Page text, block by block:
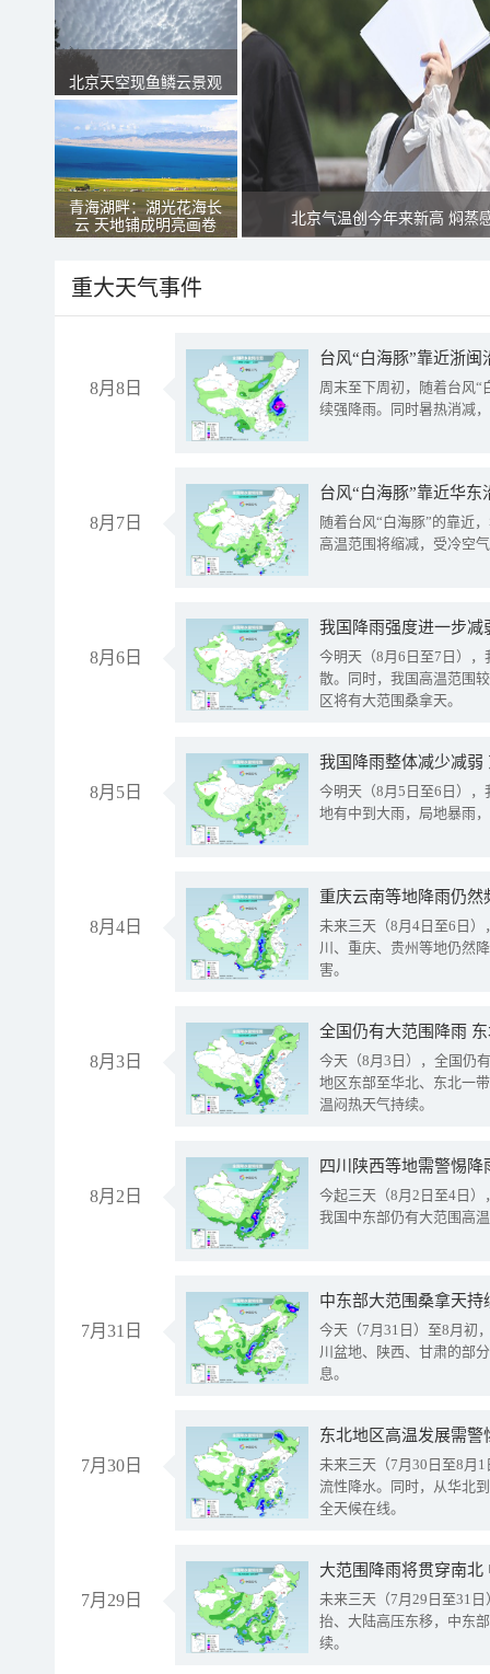
北京天空现鱼鳞云景观
青海湖畔：湖光花海长
云 天地铺成明亮画卷
北京气温创今年来新高 焖蒸
重大天气事件
8月8日
台风“白海豚”靠近浙
周末至下周初，随着台风“
续强降雨。同时暑热消减
8月7日
台风“白海豚”靠近华
随着台风“白海豚”的靠近
高温范围将缩减，受冷空
8月6日
今明天（8月6日至7日）
散。同时，我国高温范围
区将有大范围桑拿天。
8月5日
我国降雨整体减少减弱
今明天（8月5日至6日）
地有中到大雨，局地暴雨
8月4日
重庆云南等地降雨仍然
未来三天（8月4日至6日
川、重庆、贵州等地仍然
害。
8月3日
全国仍有大范围降雨
今天（8月3日），全国仍
地区东部至华北、东北一
温闷热天气持续。
8月2日
今起三天（8月2日至4日
我国中东部仍有大范围高
7月31日
中东部大范围桑拿天
今天（7月31日）至8月初
川盆地、陕西、甘肃的部
息。
7月30日
东北地区高温发展需
未来三天（7月30日至8月
流性降水。同时，从华北
全天候在线。
7月29日
大范围降雨将贯穿南
未来三天（7月29日至31
抬、大陆高压东移，中东
续。